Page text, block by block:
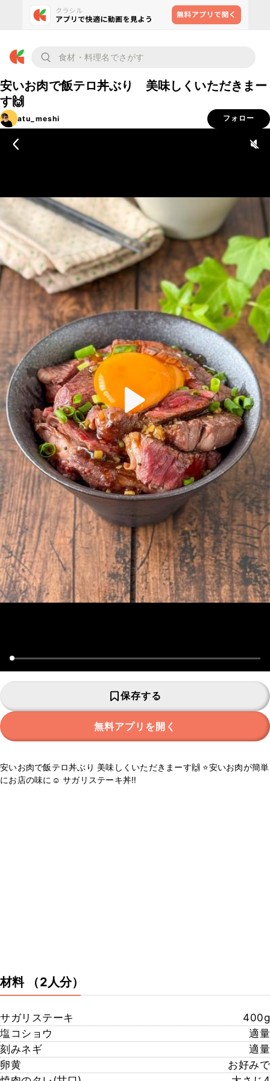
安いお肉で飯テロ丼ぶり 美味しくいただきまー
す🙌
atu_meshi フォロー
保存する
無料アプリを開く
安いお肉で飯テロ丼ぶり 美味しくいただきまーす🙌 ⭐安いお肉が簡単
にお店の味に☺️ サガリステーキ丼‼️
材料 （2人分）
サガリステーキ
400g
塩コショウ
適量
刻みネギ
適量
卵黄
お好みで